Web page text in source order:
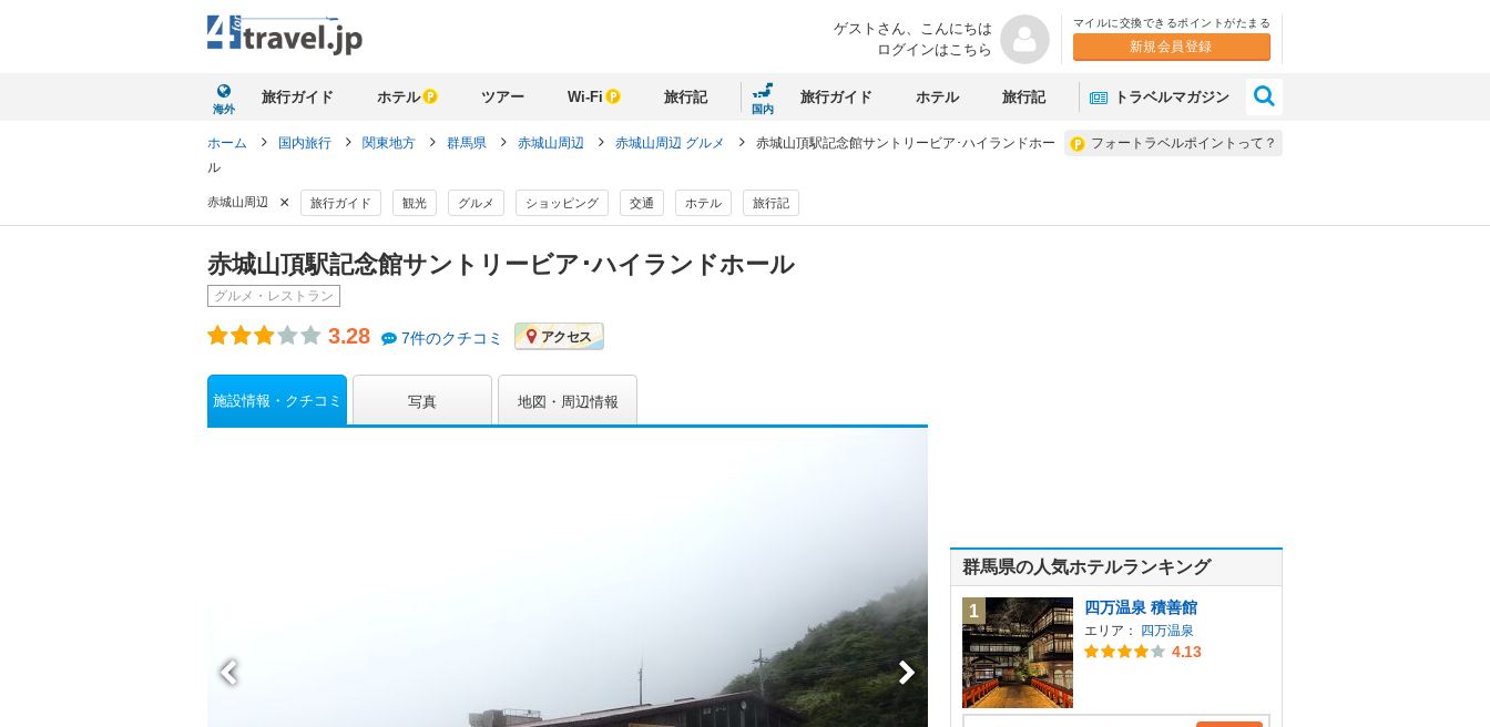
ゲストさん、 こんにちは
ログインはこちら
マイルに交換できるポイントがたまる
新規会員登録
海外
旅行ガイド ホテル ツアー Wi-Fi 旅行記
国内
旅行ガイド ホテル 旅行記 トラベルマガジン
フォートラベルポイントって？
ホーム 国内旅行 関東地方 群馬県 赤城山周辺 赤城山周辺 グルメ
赤城山頂駅記念館サントリービア･ハイランドホー
ル
赤城山周辺 × 旅行ガイド 観光 グルメ ショッピング 交通 ホテル 旅行記
赤城山頂駅記念館サントリービア･ハイランドホール
グルメ・レストラン
3.28 7件のクチコミ アクセス
施設情報・クチコミ 写真 地図・周辺情報
群馬県の人気ホテルランキング
1 四万温泉 積善館
エリア： 四万温泉
4.13